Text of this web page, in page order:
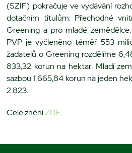
(SZIF) pokračuje ve vydávání
dotačním titulům: Přechodné
Greening a pro mladé
PVP je vyčleněno téměř 553
žadatelů o Greening rozdělíme
833,32 korun na hektar. Mladí
sazbou 1 665,84 korun na jeden
2 823.
Celé zněníZDE